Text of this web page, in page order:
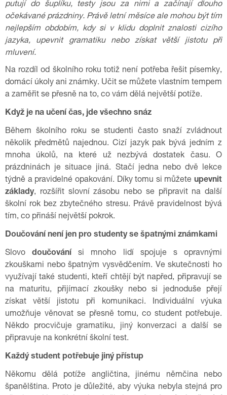
putují do šuplíku, testy jsou za nimi a začínají dlouho
očekávané prázdniny. Právě letní měsíce ale mohou být tím
nejlepším obdobím, kdy si v klidu doplnit znalosti cizího
jazyka, upevnit gramatiku nebo získat větší jistotu při
mluvení.
Na rozdíl od školního roku totiž není potřeba řešit písemky,
domácí úkoly ani známky. Učit se můžete vlastním tempem
a zaměřit se přesně na to, co vám dělá největší potíže.
Když je na učení čas, jde všechno snáz
Během školního roku se studenti často snaží zvládnout
několik předmětů najednou. Cizí jazyk pak bývá jedním z
mnoha úkolů, na které už nezbývá dostatek času. O
prázdninách je situace jiná. Stačí jedna nebo dvě lekce
týdně a pravidelné opakování. Díky tomu si můžete upevnit
základy, rozšířit slovní zásobu nebo se připravit na další
školní rok bez zbytečného stresu. Právě pravidelnost bývá
tím, co přináší největší pokrok.
Doučování není jen pro studenty se špatnými známkami
Slovodoučování si mnoho lidí spojuje s opravnými
zkouškami nebo špatným vysvědčením. Ve skutečnosti ho
využívají také studenti, kteří chtějí být napřed, připravují se
na maturitu, přijímací zkoušky nebo si jednoduše přejí
získat větší jistotu při komunikaci. Individuální výuka
umožňuje věnovat se přesně tomu, co student potřebuje.
Někdo procvičuje gramatiku, jiný konverzaci a další se
připravuje na konkrétní školní test.
Každý student potřebuje jiný přístup
Někomu dělá potíže angličtina, jinému němčina nebo
španělština. Proto je důležité, aby výuka nebyla stejná pro